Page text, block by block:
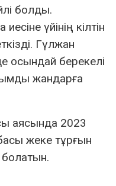
болды.
үйінің кілтін
Гүлжан
осындай берекелі
жандарға
аясында 2023
жеке тұрғын